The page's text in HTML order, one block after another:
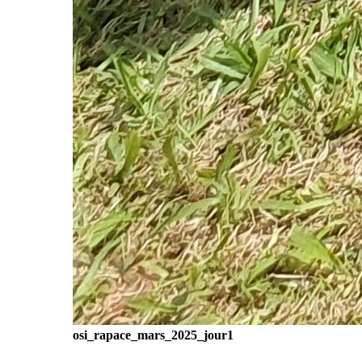
osi_rapace_mars_2025_jour1